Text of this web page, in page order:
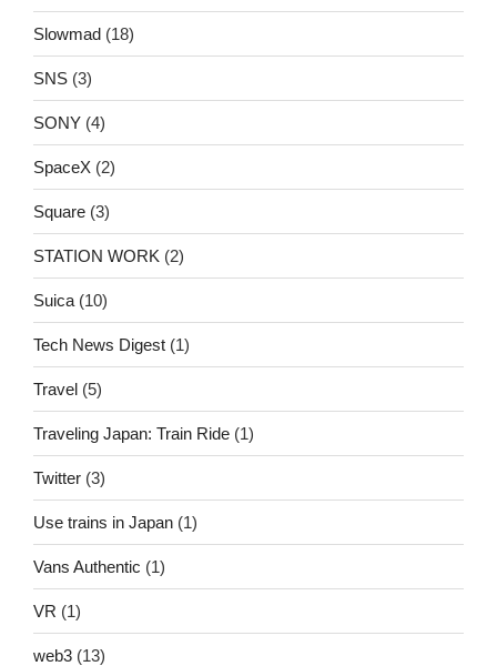
Slowmad (18)
SNS (3)
SONY (4)
SpaceX (2)
Square (3)
STATION WORK (2)
Suica (10)
Tech News Digest (1)
Travel (5)
Traveling Japan: Train Ride (1)
Twitter (3)
Use trains in Japan (1)
Vans Authentic (1)
VR (1)
web3 (13)